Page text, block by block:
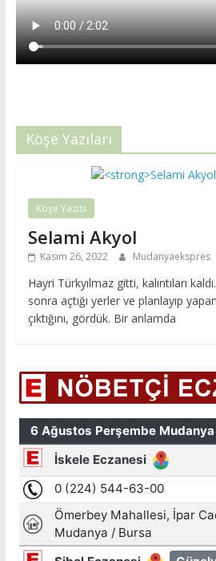
Köşe Yazıları
Köşe Yazısı
Selami Akyol
Kasım 26, 2022 Mudanyaekspres
Hayri Türkyılmaz gitti, kalıntıları
sonra açtığı yerler ve planlayıp
çıktığını, gördük. Bir anlamda